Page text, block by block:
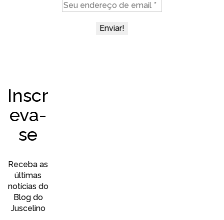
Inscr
eva-
se
Receba as
últimas
notícias do
Blog do
Juscelino